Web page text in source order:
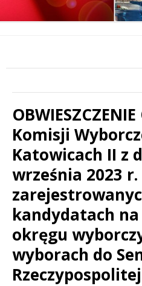
Komisji
Katowicach II z
września 2023 r.
kandydatach
okręgu
wyborach do